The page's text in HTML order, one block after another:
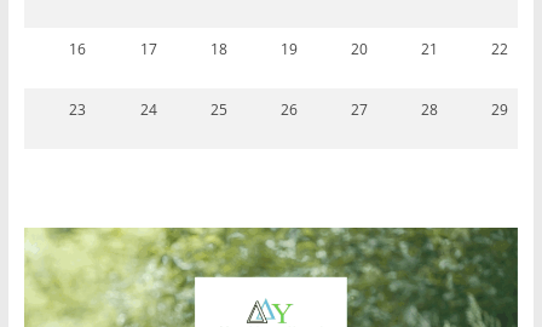
16 17 18 19 20 21 22
23 24 25 26 27 28 29